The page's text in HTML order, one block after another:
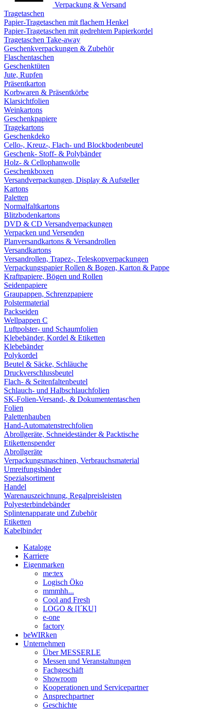
Verpackung & Versand
Tragetaschen
Papier-Tragetaschen mit flachem Henkel
Papier-Tragetaschen mit gedrehtem Papierkordel
Tragetaschen Take-away
Geschenkverpackungen & Zubehör
Flaschentaschen
Geschenktüten
Jute, Rupfen
Präsentkarton
Korbwaren & Präsentkörbe
Klarsichtfolien
Weinkartons
Geschenkpapiere
Tragekartons
Geschenkdeko
Cello-, Kreuz-, Flach- und Blockbodenbeutel
Geschenk- Stoff- & Polybänder
Holz- & Cellophanwolle
Geschenkboxen
Versandverpackungen, Display & Aufsteller
Kartons
Paletten
Normalfaltkartons
Blitzbodenkartons
DVD & CD Versandverpackungen
Verpacken und Versenden
Planversandkartons & Versandrollen
Versandkartons
Versandrollen, Trapez-, Teleskopverpackungen
Verpackungspapier Rollen & Bogen, Karton & Pappe
Kraftpapiere, Bögen und Rollen
Seidenpapiere
Graupappen, Schrenzpapiere
Polstermaterial
Packseiden
Wellpappen C
Luftpolster- und Schaumfolien
Klebebänder, Kordel & Etiketten
Klebebänder
Polykordel
Beutel & Säcke, Schläuche
Druckverschlussbeutel
Flach- & Seitenfaltenbeutel
Schlauch- und Halbschlauchfolien
SK-Folien-Versand-, & Dokumententaschen
Folien
Palettenhauben
Hand-Automatenstrechfolien
Abrollgeräte, Schneideständer & Packtische
Etikettenspender
Abrollgeräte
Verpackungsmaschinen, Verbrauchsmaterial
Umreifungsbänder
Spezialsortiment
Handel
Warenauszeichnung, Regalpreisleisten
Polyesterbindebänder
Splintenapparate und Zubehör
Etiketten
Kabelbinder
Kataloge
Karriere
Eigenmarken
me:tex
Logisch Öko
mmmhh...
Cool and Fresh
LOGO & [I´KU]
e-one
factory
beWIRken
Unternehmen
Über MESSERLE
Messen und Veranstaltungen
Fachgeschäft
Showroom
Kooperationen und Servicepartner
Ansprechpartner
Geschichte